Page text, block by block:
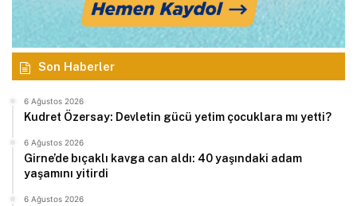
Son Haberler
6 Ağustos 2026
Kudret Özersay: Devletin gücü yetim çocuklara mı yetti?
6 Ağustos 2026
Girne’de bıçaklı kavga can aldı: 40 yaşındaki adam
yaşamını yitirdi
6 Ağustos 2026